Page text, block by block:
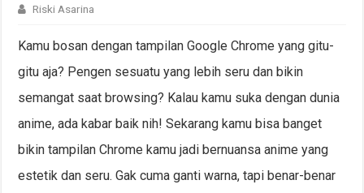
Riski Asarina
Kamu bosan dengan tampilan Google Chrome yang gitu-
gitu aja? Pengen sesuatu yang lebih seru dan bikin
semangat saat browsing? Kalau kamu suka dengan dunia
anime, ada kabar baik nih! Sekarang kamu bisa banget
bikin tampilan Chrome kamu jadi bernuansa anime yang
estetik dan seru. Gak cuma ganti warna, tapi benar-benar